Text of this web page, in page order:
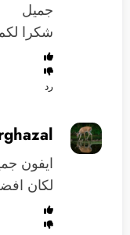
جميل
شكرا
رد
لكان